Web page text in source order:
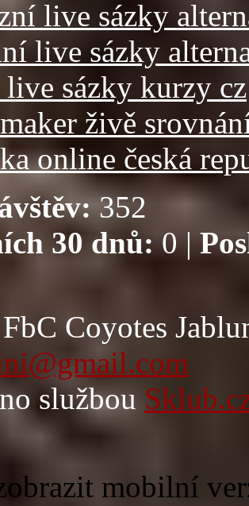
live sázky
live sázky
sázky kurzy cz
živě
online česká
352
30 dnů:0 |
Coyotes
službou
mobilní